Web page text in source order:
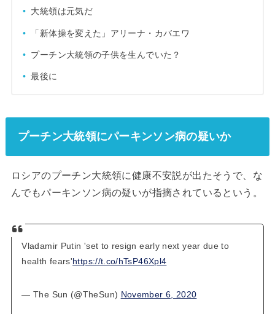
大統領は元気だ
「新体操を変えた」アリーナ・カバエワ
プーチン大統領の子供を生んでいた？
最後に
プーチン大統領にパーキンソン病の疑いか
ロシアのプーチン大統領に健康不安説が出たそうで、な
んでもパーキンソン病の疑いが指摘されているという。
Vladamir Putin 'set to resign early next year due to
health fears'https://t.co/hTsP46Xpl4
— The Sun (@TheSun) November 6, 2020